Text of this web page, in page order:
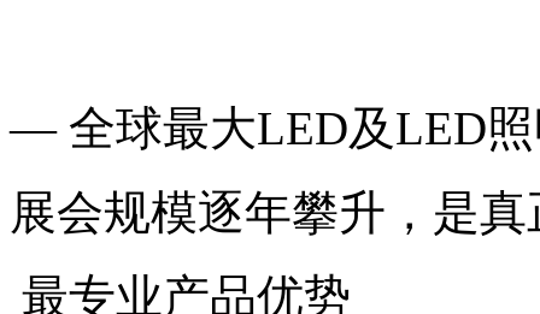
— 全球最大LED及LED
展会规模逐年攀升，是
最专业产品优势